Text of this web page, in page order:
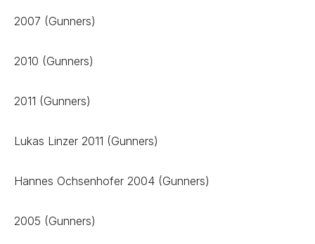
2007 (Gunners)
2010 (Gunners)
2011 (Gunners)
Lukas Linzer 2011 (Gunners)
Hannes Ochsenhofer 2004 (Gunners)
2005 (Gunners)